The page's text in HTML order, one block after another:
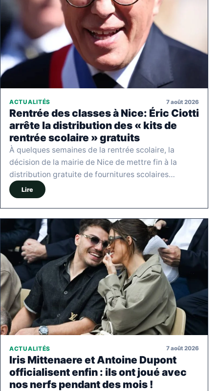
ACTUALITÉS 7 août 2026
Rentrée des classes à Nice: Éric Ciotti
arrête la distribution des « kits de
rentrée scolaire » gratuits
À quelques semaines de la rentrée scolaire, la
décision de la mairie de Nice de mettre fin à la
distribution gratuite de fournitures scolaires…
Lire
ACTUALITÉS 7 août 2026
Iris Mittenaere et Antoine Dupont
officialisent enfin : ils ont joué avec
nos nerfs pendant des mois !